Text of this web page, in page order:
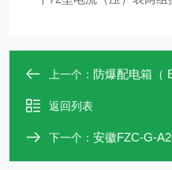
上一个： 防爆配电箱（
返回列表
下一个： 安徽FZC-G-